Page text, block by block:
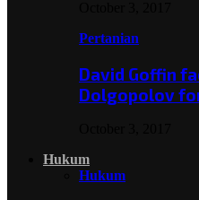
Pertanian
David Goffin
Dolgopolov
Hukum
Hukum